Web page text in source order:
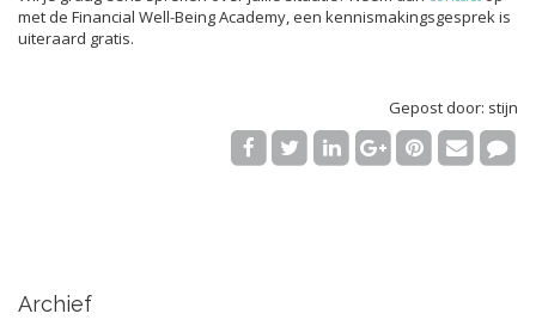
met de Financial Well-Being Academy, een kennismakingsgesprek is
uiteraard gratis.
Gepost door: stijn
Archief